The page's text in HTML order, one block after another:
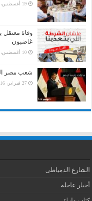
19 أغسطس، 2018
وفاة معتقل
غاضبون
10 أغسطس، 2016
شعب مصر
27 فبراير، 2016
الشارع الدمياطى
أخبار عاجلة